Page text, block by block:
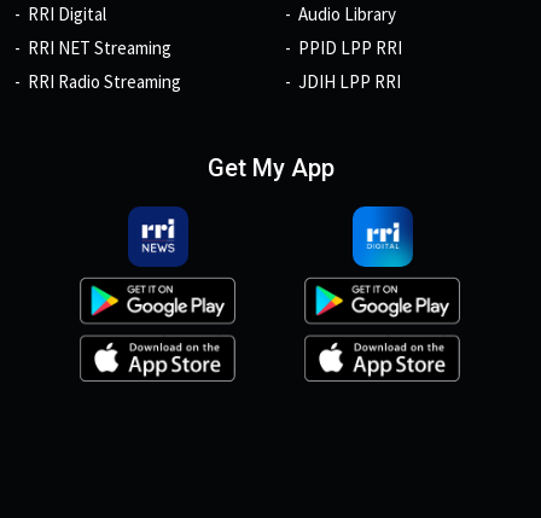
RRI Digital
RRI NET Streaming
RRI Radio Streaming
Audio Library
PPID LPP RRI
JDIH LPP RRI
Get My App